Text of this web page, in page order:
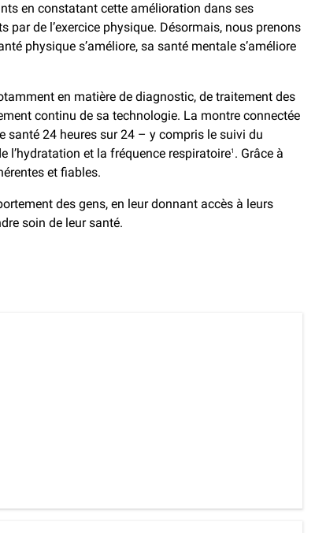
en constatant cette amélioration dans ses
de l’exercice physique. Désormais, nous prenons
physique s’améliore, sa santé mentale s’améliore
en matière de diagnostic, de traitement des
continu de sa technologie. La montre connectée
santé 24 heures sur 24 – y compris le suivi du
l’hydratation et la fréquence respiratoire1 . Grâce à
et fiables.
des gens, en leur donnant accès à leurs
soin de leur santé.